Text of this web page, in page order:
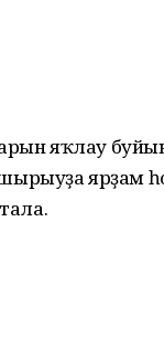
яҡлау
ярҙам